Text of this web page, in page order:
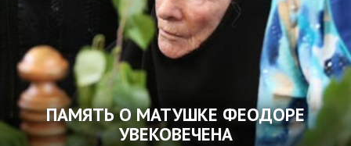
ПАМЯТЬ О МАТУШКЕ ФЕОДОРЕ
УВЕКОВЕЧЕНА